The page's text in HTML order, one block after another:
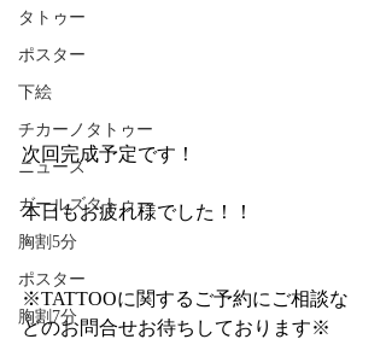
タトゥー
ポスター
下絵
チカーノタトゥー
ニュース
ガールズタトゥー
胸割5分
ポスター
胸割7分
次回完成予定です！
本日もお疲れ様でした！！
※TATTOOに関するご予約にご相談な
どのお問合せお待ちしております※